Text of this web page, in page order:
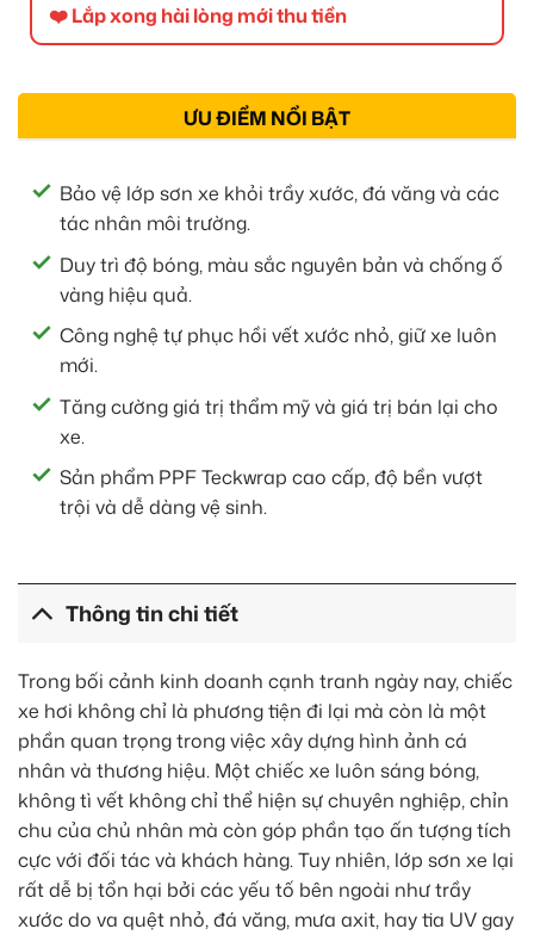
❤️ Lắp xong hài lòng mới thu tiền
ƯU ĐIỂM NỔI BẬT
Bảo vệ lớp sơn xe khỏi trầy xước, đá văng và các
tác nhân môi trường.
Duy trì độ bóng, màu sắc nguyên bản và chống ố
vàng hiệu quả.
Công nghệ tự phục hồi vết xước nhỏ, giữ xe luôn
mới.
Tăng cường giá trị thẩm mỹ và giá trị bán lại cho
xe.
Sản phẩm PPF Teckwrap cao cấp, độ bền vượt
trội và dễ dàng vệ sinh.
Thông tin chi tiết
Trong bối cảnh kinh doanh cạnh tranh ngày nay, chiếc
xe hơi không chỉ là phương tiện đi lại mà còn là một
phần quan trọng trong việc xây dựng hình ảnh cá
nhân và thương hiệu. Một chiếc xe luôn sáng bóng,
không tì vết không chỉ thể hiện sự chuyên nghiệp, chỉn
chu của chủ nhân mà còn góp phần tạo ấn tượng tích
cực với đối tác và khách hàng. Tuy nhiên, lớp sơn xe lại
rất dễ bị tổn hại bởi các yếu tố bên ngoài như trầy
xước do va quệt nhỏ, đá văng, mưa axit, hay tia UV gay